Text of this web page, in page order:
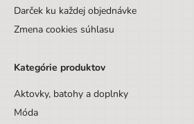
Darček ku každej objednávke
Zmena cookies súhlasu
Kategórie produktov
Aktovky, batohy a doplnky
Móda